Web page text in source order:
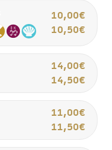
10,00€
10,50€
14,00€
14,50€
11,00€
11,50€